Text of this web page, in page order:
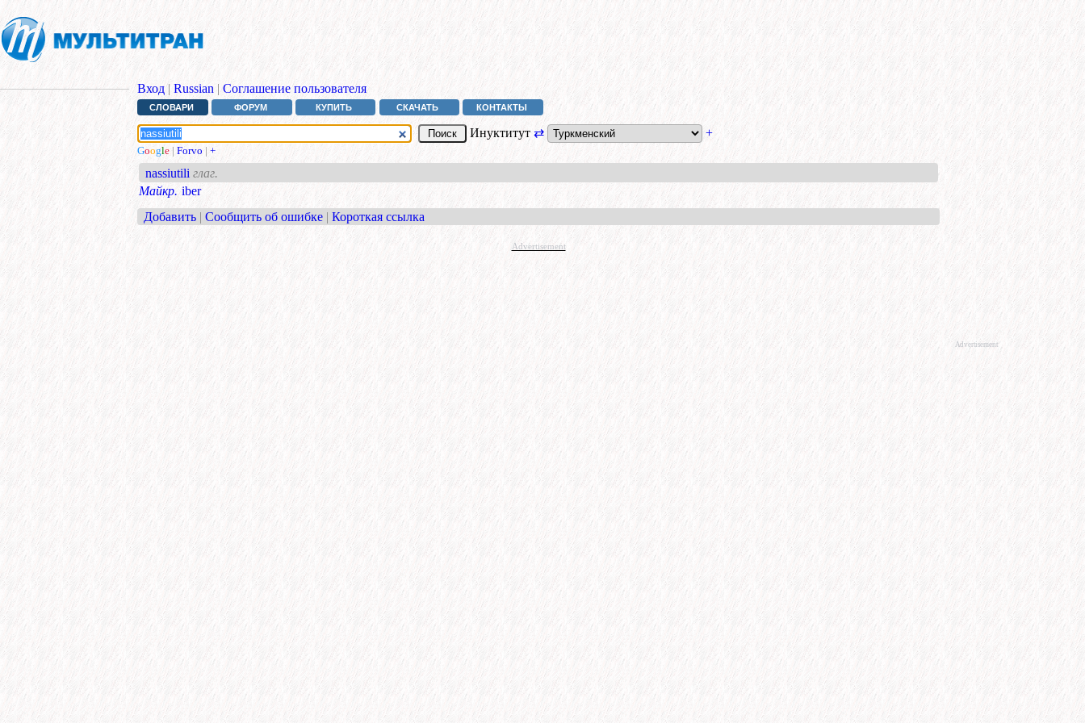
Вход | Russian | Соглашение пользователя
СЛОВАРИ ФОРУМ КУПИТЬ СКАЧАТЬ КОНТАКТЫ
Инуктитут ⇄ +
Google | Forvo | +
nassiutili глаг.
Майкр. iber
Добавить | Сообщить об ошибке | Короткая ссылка
Advertisement
Advertisement